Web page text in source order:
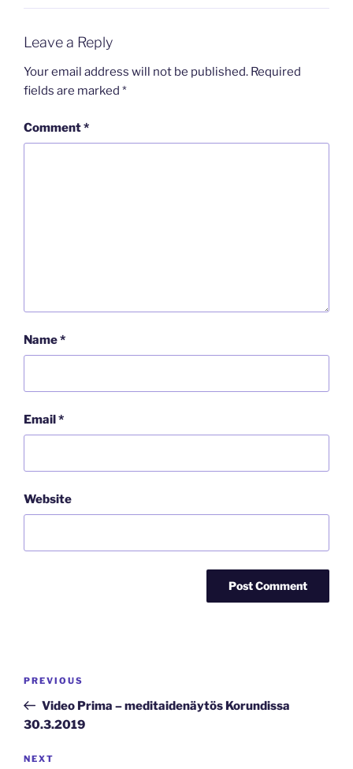
Leave a Reply
Your email address will not be published. Required
fields are marked *
Comment*
Name*
Email*
Website
Previous
Post
PREVIOUS
Video Prima – meditaidenäytös Korundissa
30.3.2019
Next
NEXT